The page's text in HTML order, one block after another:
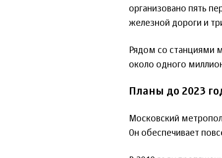
организовано пять
железной дороги и
Рядом со станциями
около одного
Планы до 2023
Московский
Он обеспечивает